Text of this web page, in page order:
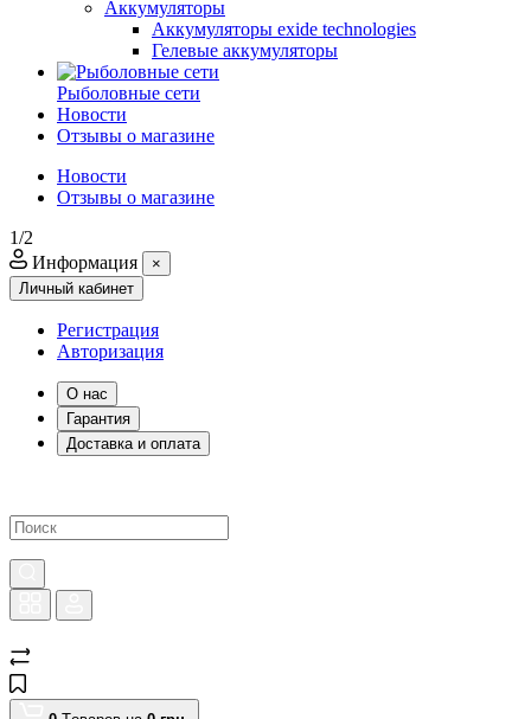
Аккумуляторы
Аккумуляторы exide technologies
Гелевые аккумуляторы
Рыболовные сети
Новости
Отзывы о магазине
Новости
Отзывы о магазине
1/2
Информация
×
Личный кабинет
Регистрация
Авторизация
О нас
Гарантия
Доставка и оплата